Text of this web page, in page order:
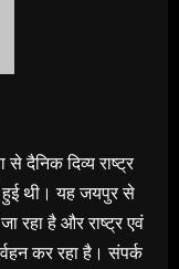
से दैनिक दिव्य राष्ट्र
हुई थी। यह जयपुर से
रहा है और राष्ट्र एवं
कर रहा है। संपर्क